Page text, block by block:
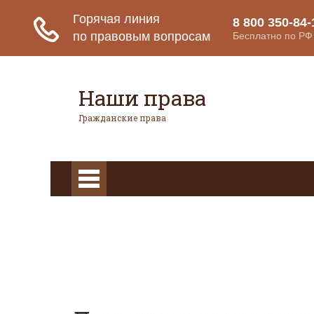
Наши права
Гражданские права